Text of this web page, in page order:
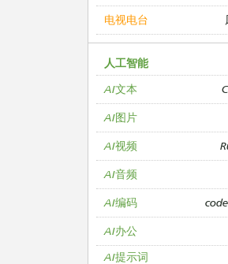
电视电台
人工智能
AI文本
AI图片
AI视频
AI音频
AI编码
AI办公
AI提示词